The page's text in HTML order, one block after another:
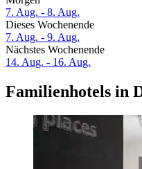
7. Aug. - 8. Aug.
Dieses Wochenende
7. Aug. - 9. Aug.
Nächstes Wochenende
14. Aug. - 16. Aug.
Familienhotels in